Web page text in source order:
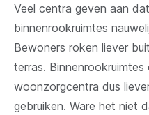
Veel centra geven aan
binnenrookruimtes
Bewoners roken liever
terras.
woonzorgcentra dus
gebruiken. Ware het niet